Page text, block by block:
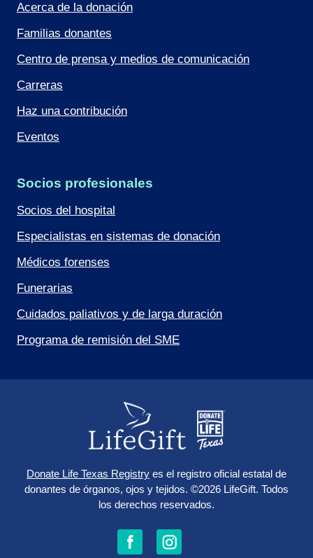
Acerca de la donación
Familias donantes
Centro de prensa y medios de comunicación
Carreras
Haz una contribución
Eventos
Socios profesionales
Socios del hospital
Especialistas en sistemas de donación
Médicos forenses
Funerarias
Cuidados paliativos y de larga duración
Programa de remisión del SME
Donate Life Texas Registry es el registro oficial estatal de
donantes de órganos, ojos y tejidos. ©2026 LifeGift. Todos
los derechos reservados.
Síganos
en
Síganos
en